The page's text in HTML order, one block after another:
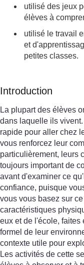
utilisé des jeux
élèves à
utilisé le travail
et
petites classes.
Introduction
La plupart des élèves
dans laquelle ils
rapide pour aller chez
vous renforcez leur
particulièrement, leurs
toujours important de
avant d'examiner ce
confiance, puisque
vous vous basez sur
caractéristiques
eux et de l'école, faites
formel de leur
contexte utile pour
Les activités de cette